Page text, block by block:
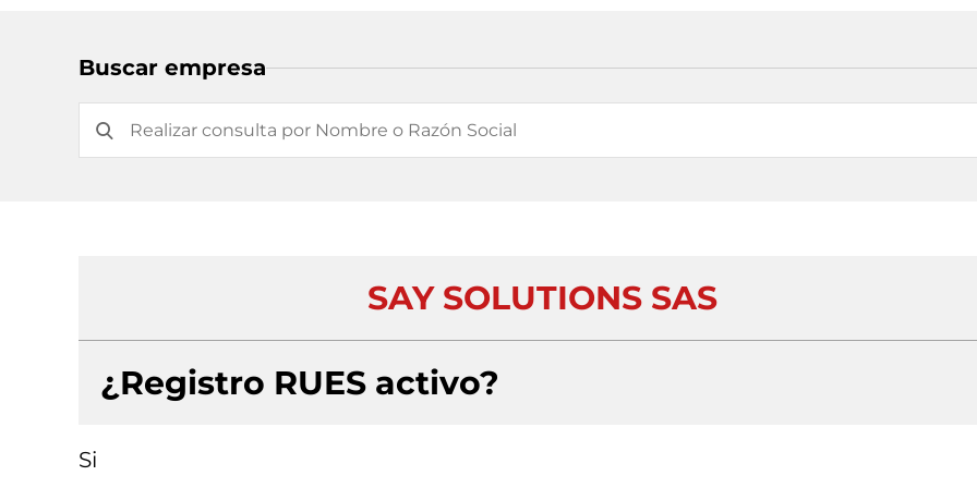
Buscar empresa
SAY SOLUTIONS SAS
¿Registro RUES activo?
Si